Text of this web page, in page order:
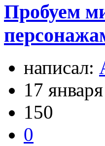
Пробуем
написал:
17
150
0